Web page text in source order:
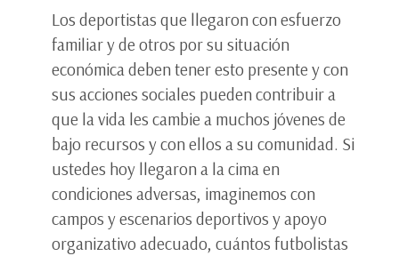
Los deportistas que llegaron con esfuerzo
familiar y de otros por su situación
económica deben tener esto presente y con
sus acciones sociales pueden contribuir a
que la vida les cambie a muchos jóvenes de
bajo recursos y con ellos a su comunidad. Si
ustedes hoy llegaron a la cima en
condiciones adversas, imaginemos con
campos y escenarios deportivos y apoyo
organizativo adecuado, cuántos futbolistas